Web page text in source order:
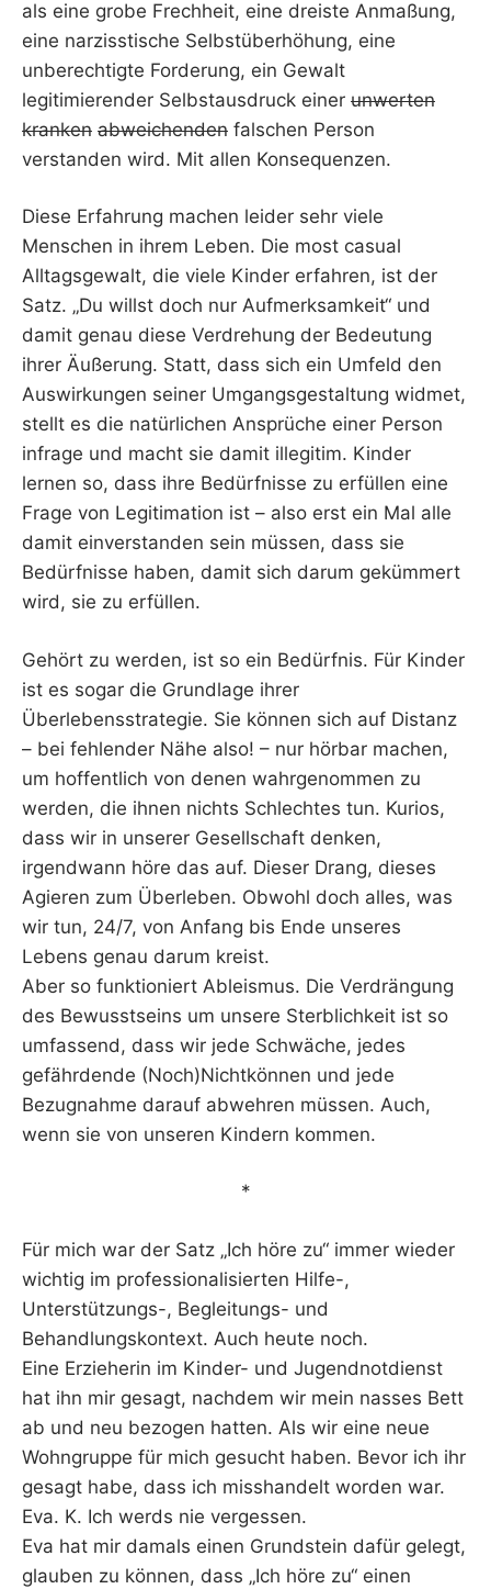
als eine grobe Frechheit, eine dreiste Anmaßung,
eine narzisstische Selbstüberhöhung, eine
unberechtigte Forderung, ein Gewalt
legitimierender Selbstausdruck einer unwerten
kranken abweichenden falschen Person
verstanden wird. Mit allen Konsequenzen.
Diese Erfahrung machen leider sehr viele
Menschen in ihrem Leben. Die most casual
Alltagsgewalt, die viele Kinder erfahren, ist der
Satz. „Du willst doch nur Aufmerksamkeit“ und
damit genau diese Verdrehung der Bedeutung
ihrer Äußerung. Statt, dass sich ein Umfeld den
Auswirkungen seiner Umgangsgestaltung widmet,
stellt es die natürlichen Ansprüche einer Person
infrage und macht sie damit illegitim. Kinder
lernen so, dass ihre Bedürfnisse zu erfüllen eine
Frage von Legitimation ist – also erst ein Mal alle
damit einverstanden sein müssen, dass sie
Bedürfnisse haben, damit sich darum gekümmert
wird, sie zu erfüllen.
Gehört zu werden, ist so ein Bedürfnis. Für Kinder
ist es sogar die Grundlage ihrer
Überlebensstrategie. Sie können sich auf Distanz
– bei fehlender Nähe also! – nur hörbar machen,
um hoffentlich von denen wahrgenommen zu
werden, die ihnen nichts Schlechtes tun. Kurios,
dass wir in unserer Gesellschaft denken,
irgendwann höre das auf. Dieser Drang, dieses
Agieren zum Überleben. Obwohl doch alles, was
wir tun, 24/7, von Anfang bis Ende unseres
Lebens genau darum kreist.
Aber so funktioniert Ableismus. Die Verdrängung
des Bewusstseins um unsere Sterblichkeit ist so
umfassend, dass wir jede Schwäche, jedes
gefährdende (Noch)Nichtkönnen und jede
Bezugnahme darauf abwehren müssen. Auch,
wenn sie von unseren Kindern kommen.
*
Für mich war der Satz „Ich höre zu“ immer wieder
wichtig im professionalisierten Hilfe-,
Unterstützungs-, Begleitungs- und
Behandlungskontext. Auch heute noch.
Eine Erzieherin im Kinder- und Jugendnotdienst
hat ihn mir gesagt, nachdem wir mein nasses Bett
ab und neu bezogen hatten. Als wir eine neue
Wohngruppe für mich gesucht haben. Bevor ich ihr
gesagt habe, dass ich misshandelt worden war.
Eva. K. Ich werds nie vergessen.
Eva hat mir damals einen Grundstein dafür gelegt,
glauben zu können, dass „Ich höre zu“ einen